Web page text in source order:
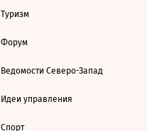
Туризм
Форум
Ведомости Северо-Запад
Идеи управления
Спорт